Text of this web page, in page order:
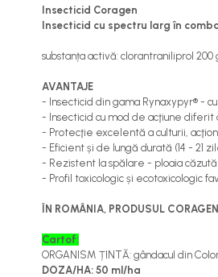
Rapiță
Cartofi
Viță de vie
Sfeclă
Soia, Mazăre, Fasole
Legume
Insecticide
Porumb
Floarea soarelui
Rapiță
Soia, mazare, fasole
Insecticid Coragen
Insecticid cu spectru larg în
substanța activă: clorantraniliprol 200
AVANTAJE
- Insecticid din gama Rynaxypyr® -
- Insecticid cu mod de acţiune
- Protecţie excelentă a culturii,
- Eficient și de lungă durată (14 - 21
- Rezistent la spălare - ploaia
- Profil toxicologic și ecotoxicologic
ÎN ROMÂNIA, PRODUSUL
Cartof:
ORGANISM ȚINTĂ: gândacul din
DOZA/HA: 50 ml/ha